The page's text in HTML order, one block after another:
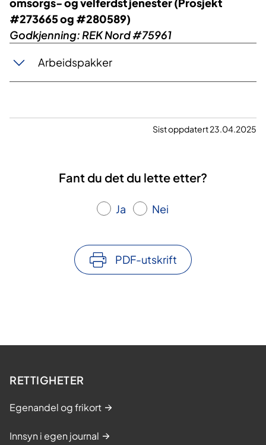
#273665 og #280589)
Godkjenning: REK Nord #75961
Arbeidspakker
Sist oppdatert 23.04.2025
Fant du det du lette etter?
Ja Nei
PDF-utskrift
RETTIGHETER
Egenandel og frikort
Innsyn i egen journal